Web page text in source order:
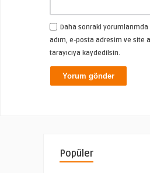
Daha sonraki yorumlarımda
adım, e-posta adresim ve site
tarayıcıya kaydedilsin.
Popüler